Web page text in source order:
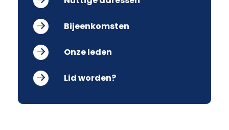
Bijeenkomsten
Onze leden
Lid worden?